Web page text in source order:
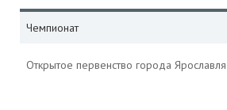
Чемпионат
Открытое первенство города